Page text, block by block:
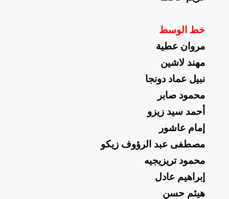
خط الوسط
مروان عطية
مهند لاشين
نبيل عماد دونجا
محمود صابر
أحمد سيد زيزو
إمام عاشور
مصطفى عبد الرؤوف زيكو
محمود تريزيجيه
إبراهيم عادل
هيثم حسن